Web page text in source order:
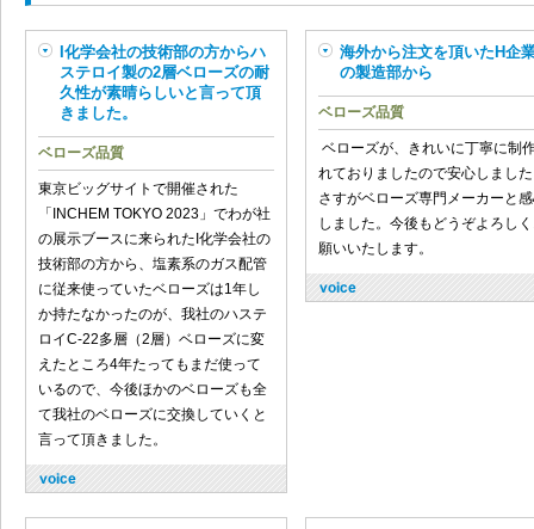
I化学会社の技術部の方からハ
ステロイ製の2層ベローズの耐
久性が素晴らしいと言って頂
きました。
ベローズ品質
東京ビッグサイトで開催された
「INCHEM TOKYO 2023」でわが社
の展示ブースに来られたI化学会社の
技術部の方から、塩素系のガス配管
に従来使っていたベローズは1年し
か持たなかったのが、我社のハステ
ロイC-22多層（2層）ベローズに変
えたところ4年たってもまだ使って
いるので、今後ほかのベローズも全
て我社のベローズに交換していくと
言って頂きました。
海外から注文を頂いたH企
の製造部から
ベローズ品質
ベローズが、きれいに丁寧に制
れておりましたので安心しまし
さすがベローズ専門メーカーと
しました。今後もどうぞよろし
願いいたします。